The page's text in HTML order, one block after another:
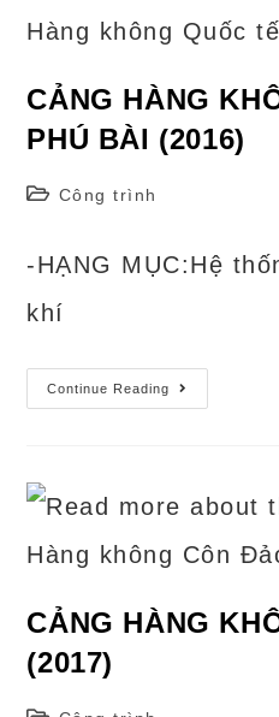
CAM
RANH!
CẢNG HÀNG
PHÚ BÀI (2016)
PostCông trình
-HẠNG MỤC:Hệ
khí
Continue Reading
Cảng
Hàng
(2016)
CẢNG HÀNG
(2017)